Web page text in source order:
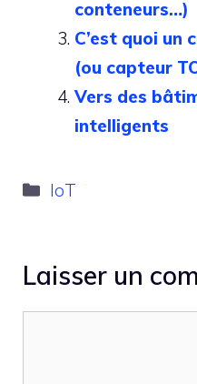
conteneurs…)
C’est quoi un
(ou capteur
Vers des
intelligents
Catégories
IoT
Laisser un